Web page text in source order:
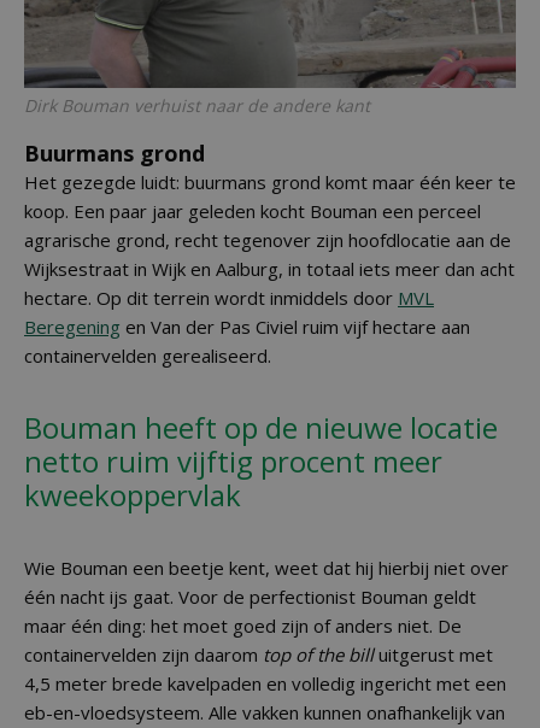
Dirk Bouman verhuist naar de andere kant
Buurmans grond
Het gezegde luidt: buurmans grond komt maar één keer te
koop. Een paar jaar geleden kocht Bouman een perceel
agrarische grond, recht tegenover zijn hoofdlocatie aan de
Wijksestraat in Wijk en Aalburg, in totaal iets meer dan acht
hectare. Op dit terrein wordt inmiddels door MVL
Beregening en Van der Pas Civiel ruim vijf hectare aan
containervelden gerealiseerd.
Bouman heeft op de nieuwe locatie
netto ruim vijftig procent meer
kweekoppervlak
Wie Bouman een beetje kent, weet dat hij hierbij niet over
één nacht ijs gaat. Voor de perfectionist Bouman geldt
maar één ding: het moet goed zijn of anders niet. De
containervelden zijn daarom top of the billuitgerust met
4,5 meter brede kavelpaden en volledig ingericht met een
eb-en-vloedsysteem. Alle vakken kunnen onafhankelijk van